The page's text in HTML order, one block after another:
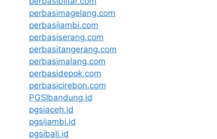
perbasimagelang.com
perbasijambi.com
perbasiserang.com
perbasitangerang.com
perbasimalang.com
perbasidepok.com
perbasicirebon.com
PGSIbandung.id
pgsiaceh.id
pgsijambi.id
pgsibali.id